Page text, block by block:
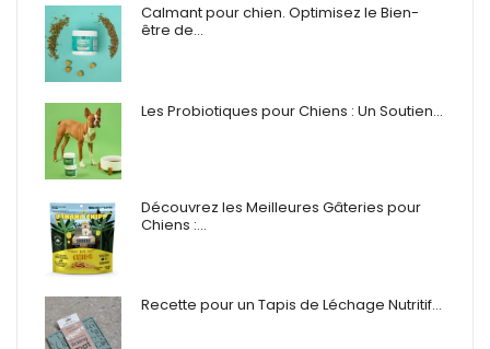
Calmant pour chien. Optimisez le Bien-
être de…
Les Probiotiques pour Chiens : Un Soutien…
Découvrez les Meilleures Gâteries pour
Chiens :…
Recette pour un Tapis de Léchage Nutritif…